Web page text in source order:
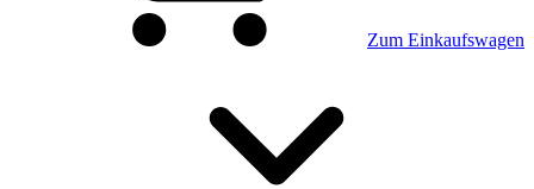
Zum Einkaufswagen